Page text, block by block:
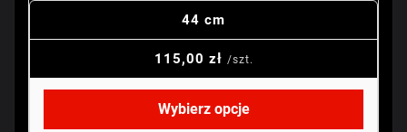
44 cm
115,00 zł /szt.
Wybierz opcje